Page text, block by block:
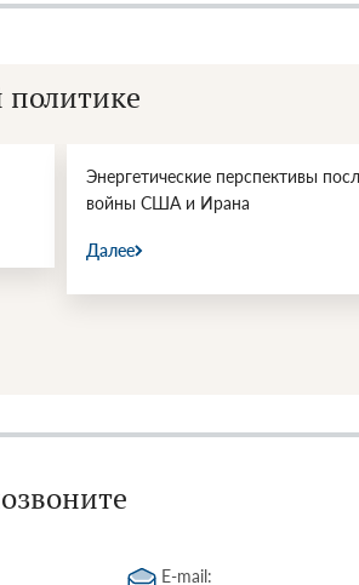
политике
Энергетические перспективы
войны США и Ирана
Далее
E-mail: